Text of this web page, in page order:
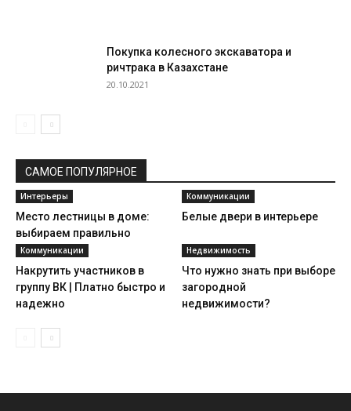
Покупка колесного экскаватора и
ричтрака в Казахстане
20.10.2021
САМОЕ ПОПУЛЯРНОЕ
Интерьеры
Место лестницы в доме:
выбираем правильно
Коммуникации
Белые двери в интерьере
Коммуникации
Накрутить участников в
группу ВК | Платно быстро и
надежно
Недвижимость
Что нужно знать при выборе
загородной
недвижимости?